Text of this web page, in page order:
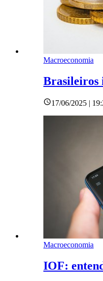
Macroeconomia
Brasileiros
17/06/2025 |
Macroeconomia
IOF: